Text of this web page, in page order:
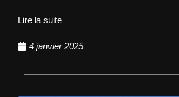
Lire la suite
4 janvier 2025